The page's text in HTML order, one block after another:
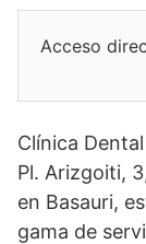
Acceso
Clínica
Pl. Arizgoiti,
en Basauri,
gama de